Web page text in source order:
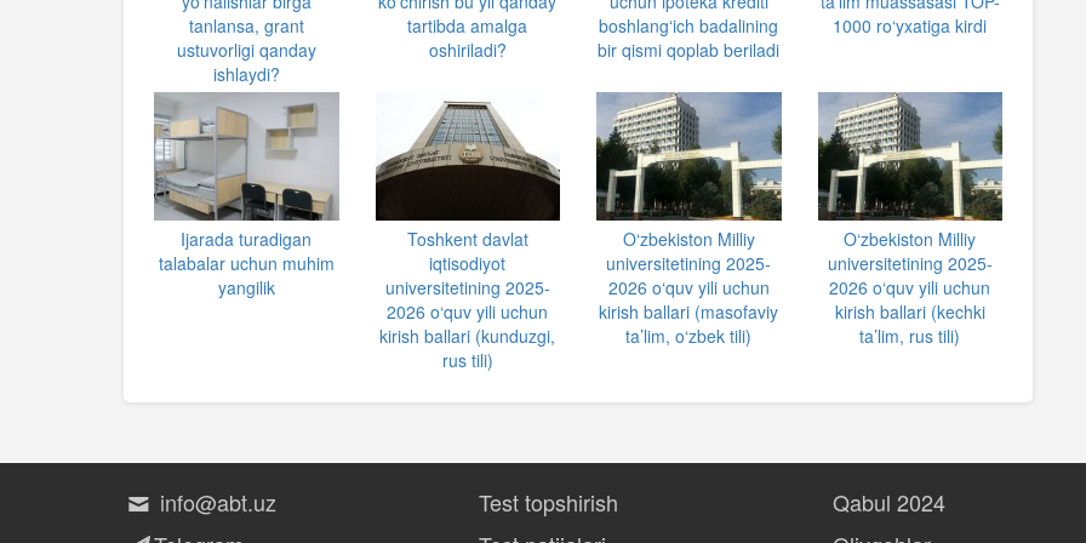
tanlansa, grant
ustuvorligi qanday
ishlaydi?
tartibda amalga
oshiriladi?
boshlangʻich badalining
bir qismi qoplab beriladi
1000 ro‘yxatiga kirdi
Ijarada turadigan
talabalar uchun muhim
yangilik
Toshkent davlat
iqtisodiyot
universitetining 2025-
2026 o‘quv yili uchun
kirish ballari (kunduzgi,
rus tili)
O‘zbekiston Milliy
universitetining 2025-
2026 o‘quv yili uchun
kirish ballari (masofaviy
ta’lim, o‘zbek tili)
O‘zbekiston Milliy
universitetining 2025-
2026 o‘quv yili uchun
kirish ballari (kechki
ta’lim, rus tili)
info@abt.uz
Test topshirish
Qabul 2024